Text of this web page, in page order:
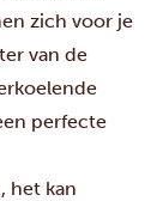
zich voor je
van de
perfecte
het kan